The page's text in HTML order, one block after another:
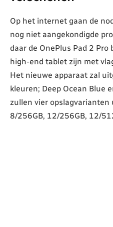
Op het internet gaan de
nog niet aangekondigde
daar de OnePlus Pad 2
high-end tablet zijn met
Het nieuwe apparaat zal
kleuren; Deep Ocean Blue
zullen vier opslagvarianten
8/256GB, 12/256GB, 12/